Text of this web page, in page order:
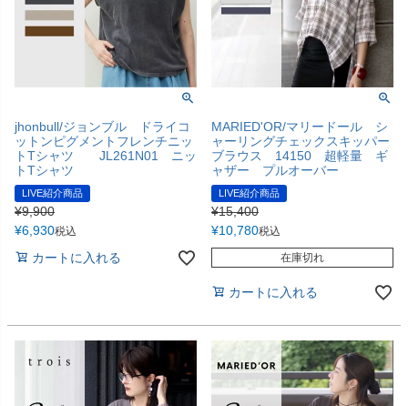
jhonbull/ジョンブル ドライコ
ットンピグメントフレンチニッ
トTシャツ JL261N01 ニッ
トTシャツ
LIVE紹介商品
¥9,900
¥6,930税込
カートに入れる
MARIED'OR/マリードール シ
ャーリングチェックスキッパー
ブラウス 14150 超軽量 ギ
ャザー プルオーバー
LIVE紹介商品
¥15,400
¥10,780税込
在庫切れ
カートに入れる